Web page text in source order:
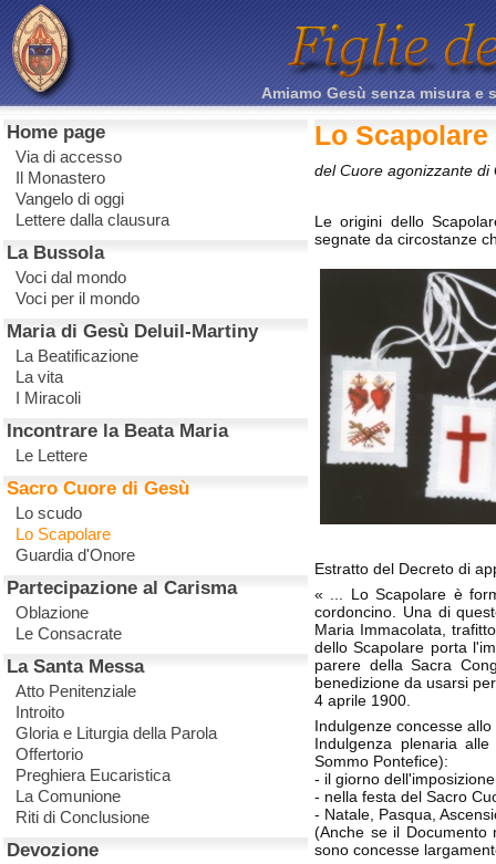
Amiamo Gesù senza misura
Home page
Via di accesso
Il Monastero
Vangelo di oggi
Lettere dalla clausura
La Bussola
Voci dal mondo
Voci per il mondo
Maria di Gesù Deluil-Martiny
La Beatificazione
La vita
I Miracoli
Incontrare la Beata Maria
Le Lettere
Sacro Cuore di Gesù
Lo scudo
Lo Scapolare
Guardia d'Onore
Partecipazione al Carisma
Oblazione
Le Consacrate
La Santa Messa
Atto Penitenziale
Introito
Gloria e Liturgia della Parola
Offertorio
Preghiera Eucaristica
La Comunione
Riti di Conclusione
Devozione
Lo Scapolare
del Cuore agonizzante
Le origini dello
segnate da circostanze
Estratto del Decreto di
« ... Lo Scapolare è
cordoncino. Una di
Maria Immacolata,
dello Scapolare porta
parere della Sacra
benedizione da usarsi
4 aprile 1900.
Indulgenze concesse
Indulgenza plenaria
Sommo Pontefice):
- il giorno
- nella festa del Sacro
- Natale, Pasqua,
(Anche se il Documento
sono concesse